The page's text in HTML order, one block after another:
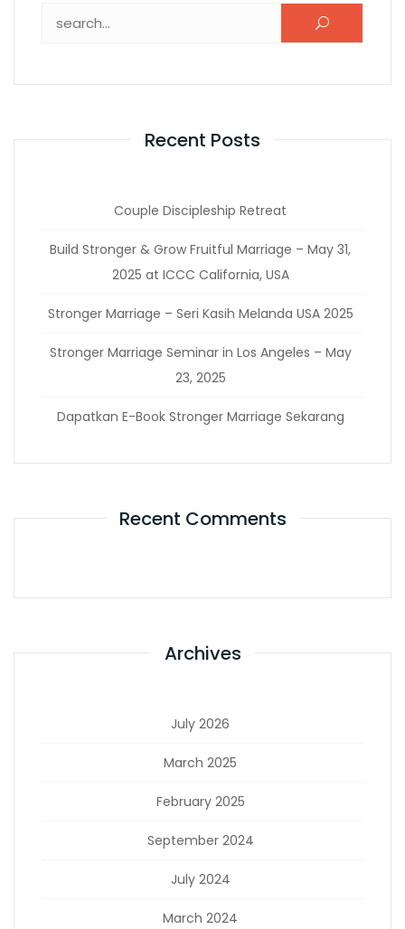
Recent Posts
Couple Discipleship Retreat
Build Stronger & Grow Fruitful Marriage – May 31,
2025 at ICCC California, USA
Stronger Marriage – Seri Kasih Melanda USA 2025
Stronger Marriage Seminar in Los Angeles – May
23, 2025
Dapatkan E-Book Stronger Marriage Sekarang
Recent Comments
Archives
July 2026
March 2025
February 2025
September 2024
July 2024
March 2024